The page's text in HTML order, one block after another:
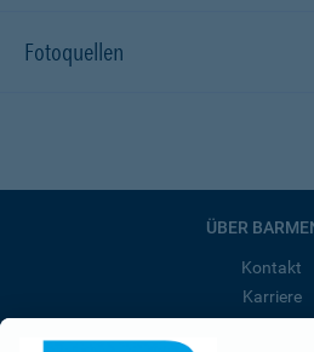
Fotoquellen
ÜBER
Kontakt
Karriere